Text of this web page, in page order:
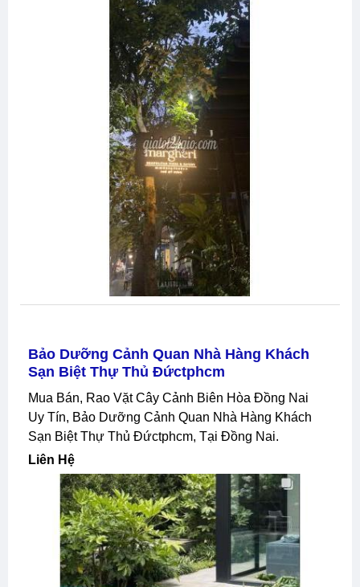
Bảo Dưỡng Cảnh Quan Nhà Hàng Khách
Sạn Biệt Thự Thủ Đứctphcm
Mua Bán, Rao Vặt Cây Cảnh Biên Hòa Đồng Nai
Uy Tín, Bảo Dưỡng Cảnh Quan Nhà Hàng Khách
Sạn Biệt Thự Thủ Đứctphcm, Tại Đồng Nai.
Liên Hệ